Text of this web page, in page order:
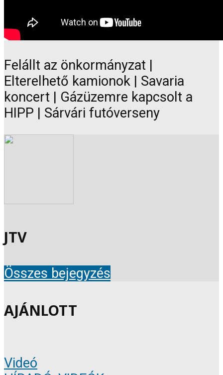
Felállt az önkormányzat |
Elterelhető kamionok | Savaria
koncert | Gázüzemre kapcsolt a
HIPP | Sárvári futóverseny
JTV
Összes bejegyzés
AJÁNLOTT
Videó